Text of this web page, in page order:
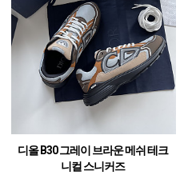
디올 B30 그레이 브라운 메쉬 테크
니컬 스니커즈